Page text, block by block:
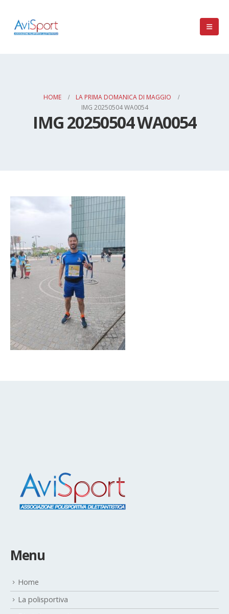
HOME
LA PRIMA DOMANICA DI MAGGIO
IMG 20250504 WA0054
IMG 20250504 WA0054
Menu
Home
La polisportiva